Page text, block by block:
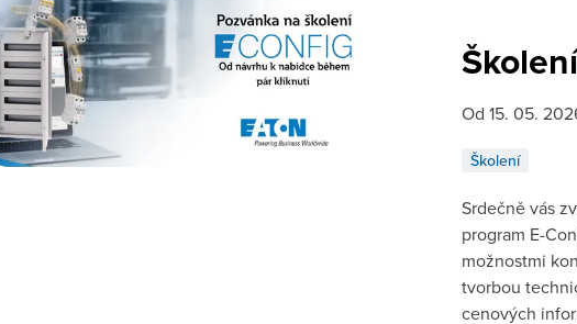
Od 15. 05.
Školení
Srdečně vás
program E-
možnostmi
tvorbou
cenových